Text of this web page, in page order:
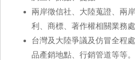
兩岸徵信社、大陸蒐證、兩
利、商標、著作權相關業務
台灣及大陸爭議及仿冒全程
品產銷地點、行銷管道等等。